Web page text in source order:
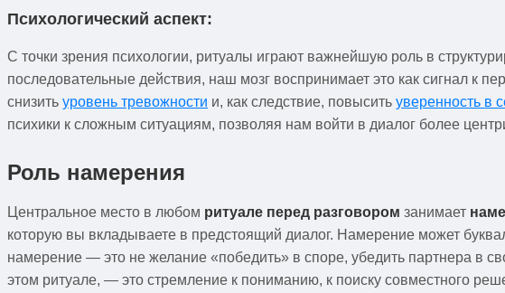
Психологический аспект:
С точки зрения психологии, ритуалы играют важнейшую роль в
последовательные действия, наш мозг воспринимает это как сигнал к
снизить уровень тревожности и, как следствие, повысить уверенность в
психики к сложным ситуациям, позволяя нам войти в диалог более
Роль намерения
Центральное место в любом ритуале перед разговором занимает
которую вы вкладываете в предстоящий диалог. Намерение может
намерение — это не желание «победить» в споре, убедить партнера в
этом ритуале, — это стремление к пониманию, к поиску совместного